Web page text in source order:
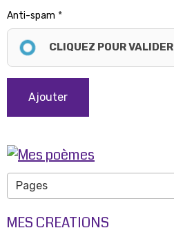
Anti-spam
CLIQUEZ POUR VALIDER
Ajouter
MES CREATIONS